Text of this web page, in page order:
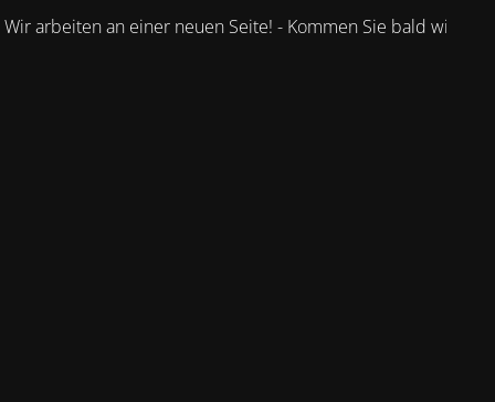
Wir arbeiten an einer neuen Seite! - Kommen Sie bald wieder.